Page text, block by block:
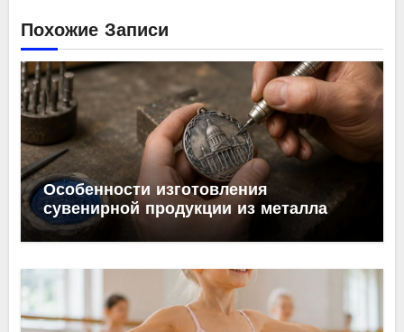
Похожие Записи
Особенности изготовления
сувенирной продукции из металла